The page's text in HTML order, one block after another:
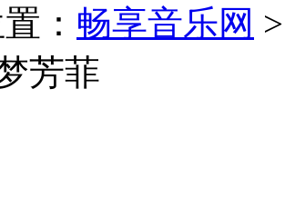
： 畅享音乐网
芳菲